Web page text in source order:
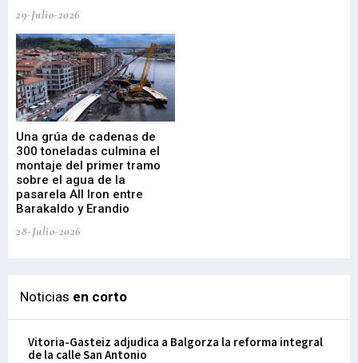
29-Julio-2026
Una grúa de cadenas de
300 toneladas culmina el
montaje del primer tramo
sobre el agua de la
pasarela All Iron entre
Barakaldo y Erandio
28-Julio-2026
Noticias en corto
Vitoria-Gasteiz adjudica a Balgorza la reforma integral
de la calle San Antonio